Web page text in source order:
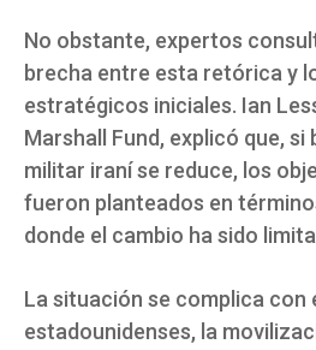
No obstante, expertos
brecha entre esta retórica y
estratégicos iniciales. Ian
Marshall Fund, explicó que, si
militar iraní se reduce, los
fueron planteados en
donde el cambio ha sido
La situación se complica con
estadounidenses, la